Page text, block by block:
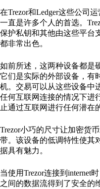
在Trezor和Ledger这些公司
一直是许多个人的首选。
保护私钥和其他由这些平台
都非常出色。
如前所述，这两种设备都是
它们是实际的外部设备，有
机。交易可以从这些设备中
任何互联网连接的情况下进
止通过互联网进行任何潜在
Trezor小巧的尺寸让加密货
带。该设备的低调特性使其
据具有魅力。
当使用Trezor连接到internet
之间的数据流得到了安全的